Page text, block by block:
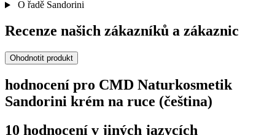
O řadě Sandorini
Recenze našich zákazníků a zákaznic
Ohodnotit produkt
hodnocení pro CMD Naturkosmetik
Sandorini krém na ruce (čeština)
10 hodnocení v jiných jazycích